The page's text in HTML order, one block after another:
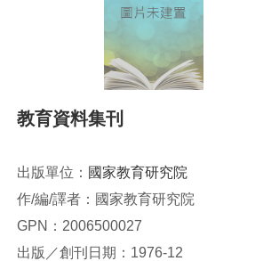
教育資料集刊
出版單位： 國家教育研究院
作/編/譯者：國家教育研究院
GPN：2006500027
出版／創刊日期：1976-12